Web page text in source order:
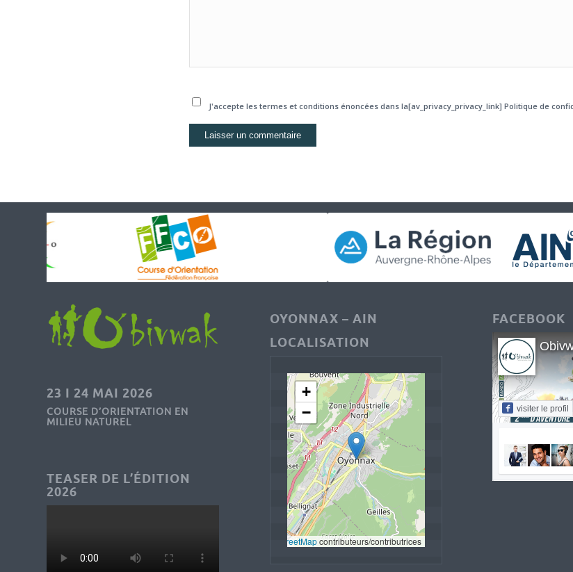
J'accepte les termes et conditions énoncées dans la[av_privacy_privacy_link] Politique de
23 I 24 MAI 2026
COURSE D’ORIENTATION EN
MILIEU NATUREL
TEASER DE L’ÉDITION
2026
OYONNAX – AIN
LOCALISATION
+
−
OpenStreetMap contributeurs/contributrices
FACEBOOK
visiter le profil